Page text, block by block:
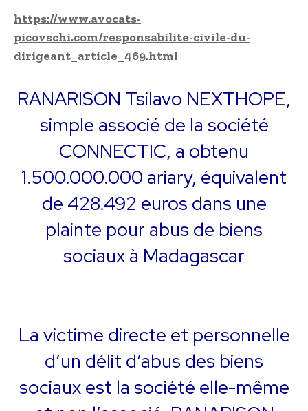
https://www.avocats-
picovschi.com/responsabilite-civile-du-
dirigeant_article_469.html
RANARISON Tsilavo NEXTHOPE,
simple associé de la société
CONNECTIC, a obtenu
1.500.000.000 ariary, équivalent
de 428.492 euros dans une
plainte pour abus de biens
sociaux à Madagascar
La victime directe et personnelle
d’un délit d’abus des biens
sociaux est la société elle-même